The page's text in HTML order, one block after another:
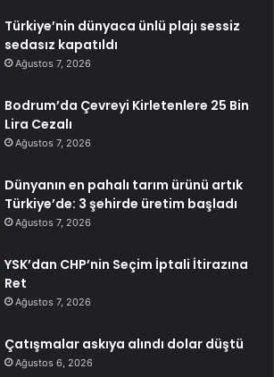
Türkiye’nin dünyaca ünlü plajı sessiz
sedasız kapatıldı
Ağustos 7, 2026
Bodrum’da Çevreyi Kirletenlere 25 Bin
Lira Cezalı
Ağustos 7, 2026
Dünyanın en pahalı tarım ürünü artık
Türkiye’de: 3 şehirde üretim başladı
Ağustos 7, 2026
YSK’dan CHP’nin Seçim İptali İtirazına
Ret
Ağustos 7, 2026
Çatışmalar askıya alındı dolar düştü
Ağustos 6, 2026